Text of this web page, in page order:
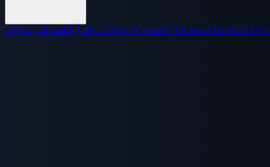
🇸🇦اقرأ باللغة العربية 🇨🇿Číst v Češtině🇩🇰Læs på Dansk🇩🇪